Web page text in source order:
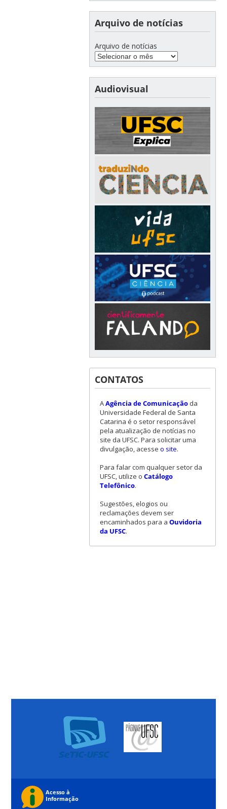
Arquivo de notícias
Arquivo de notícias
Audiovisual
CONTATOS
AAgência de Comunicaçãoda
Universidade Federal de Santa
Catarina é o setor responsável
pela atualização de notícias no
site da UFSC. Para solicitar uma
divulgação, acesse o site.
Para falar com qualquer setor da
UFSC, utilize o Catálogo
Telefônico.
Sugestões, elogios ou
reclamações devem ser
encaminhados para a Ouvidoria
da UFSC.